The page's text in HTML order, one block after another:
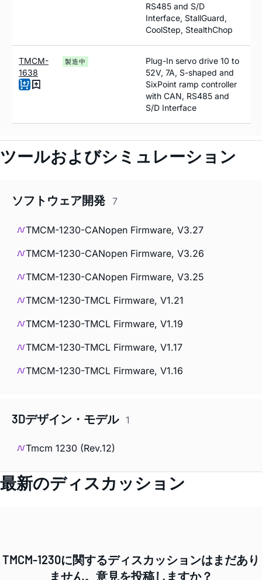
RS485 and S/D
Interface, StallGuard,
CoolStep, StealthChop
TMCM-
1638
製造中
Plug-In servo drive 10 to
52V, 7A, S-shaped and
SixPoint ramp controller
with CAN, RS485 and
S/D Interface
ツールおよびシミュレーション
ソフトウェア開発 7
TMCM-1230-CANopen Firmware, V3.27
TMCM-1230-CANopen Firmware, V3.26
TMCM-1230-CANopen Firmware, V3.25
TMCM-1230-TMCL Firmware, V1.21
TMCM-1230-TMCL Firmware, V1.19
TMCM-1230-TMCL Firmware, V1.17
TMCM-1230-TMCL Firmware, V1.16
3Dデザイン・モデル 1
Tmcm 1230 (Rev.12)
最新のディスカッション
TMCM-1230に関するディスカッションはまだあり
ません。意見を投稿しますか？